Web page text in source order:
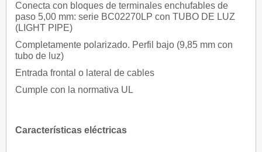
Conecta con bloques de terminales enchufables de
paso 5,00 mm: serie BC02270LP con TUBO DE LUZ
(LIGHT PIPE)
Completamente polarizado. Perfil bajo (9,85 mm con
tubo de luz)
Entrada frontal o lateral de cables
Cumple con la normativa UL
Características eléctricas